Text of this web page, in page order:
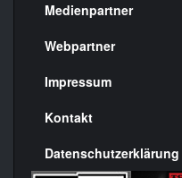
Menülinks
rechte
Seite
Medienpartner
Webpartner
Impressum
Kontakt
Datenschutzerklärung